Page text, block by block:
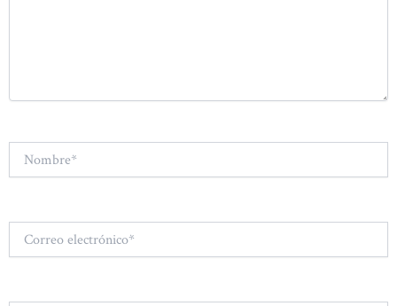
electrónico*